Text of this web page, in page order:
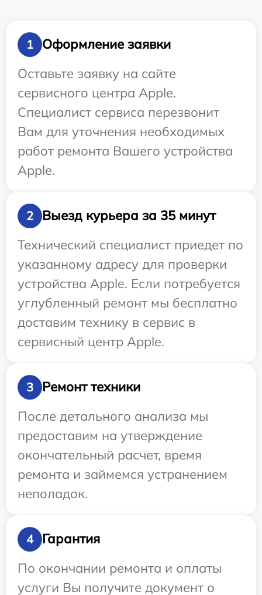
1
Оформление заявки
Оставьте заявку на сайте
сервисного центра Apple.
Специалист сервиса перезвонит
Вам для уточнения необходимых
работ ремонта Вашего устройства
Apple.
2
Выезд курьера за 35 минут
Технический специалист приедет по
указанному адресу для проверки
устройства Apple. Если потребуется
углубленный ремонт мы бесплатно
доставим технику в сервис в
сервисный центр Apple.
3
Ремонт техники
После детального анализа мы
предоставим на утверждение
окончательный расчет, время
ремонта и займемся устранением
неполадок.
4
Гарантия
По окончании ремонта и оплаты
услуги Вы получите документ о